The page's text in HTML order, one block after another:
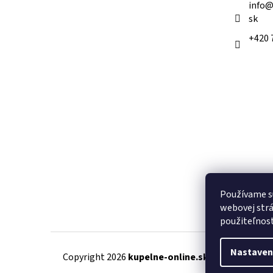
Používame
webovej
info@
sk
+420
Copyright 2026 kupelne-online.sk . Všetky práva